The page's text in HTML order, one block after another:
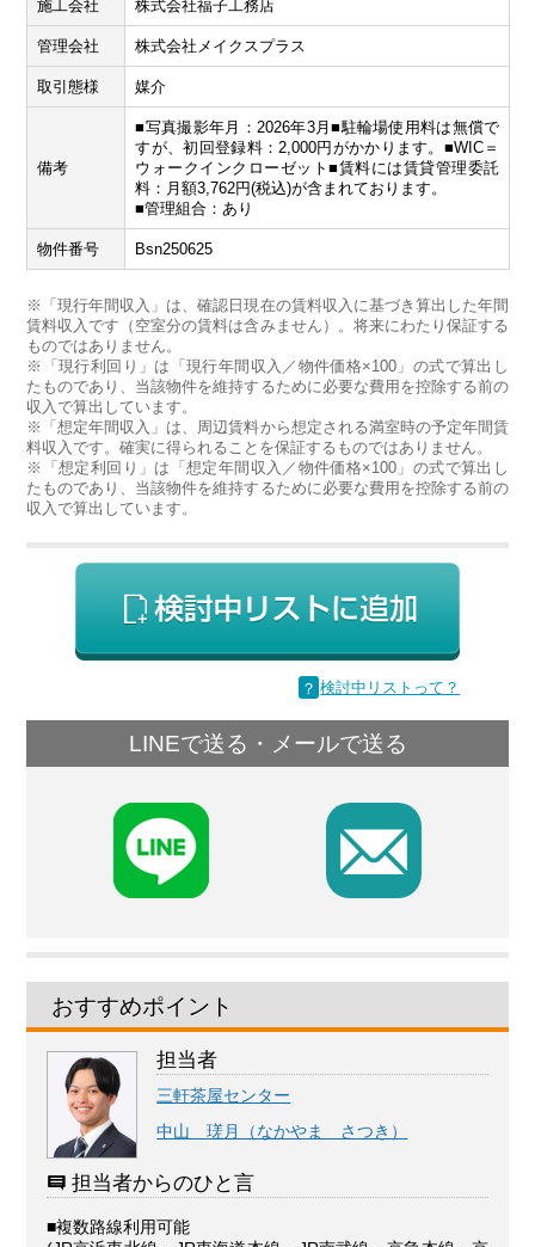
施工会社 株式会社福子工務店
管理会社 株式会社メイクスプラス
取引態様 媒介
備考
■写真撮影年月：2026年3月■駐輪場使用料は無償で
すが、初回登録料：2,000円がかかります。■WIC＝
ウォークインクローゼット■賃料には賃貸管理委託
料：月額3,762円(税込)が含まれております。
■管理組合：あり
物件番号 Bsn250625
※「現行年間収入」は、確認日現在の賃料収入に基づき算出した年間
賃料収入です（空室分の賃料は含みません）。将来にわたり保証する
ものではありません。
※「現行利回り」は「現行年間収入／物件価格×100」の式で算出し
たものであり、当該物件を維持するために必要な費用を控除する前の
収入で算出しています。
※「想定年間収入」は、周辺賃料から想定される満室時の予定年間賃
料収入です。確実に得られることを保証するものではありません。
※「想定利回り」は「想定年間収入／物件価格×100」の式で算出し
たものであり、当該物件を維持するために必要な費用を控除する前の
収入で算出しています。
？ 検討中リストって？
LINEで送る・メールで送る
F
おすすめポイント
担当者
三軒茶屋センター
中山 瑳月（なかやま さつき）
担当者からのひと言
■複数路線利用可能